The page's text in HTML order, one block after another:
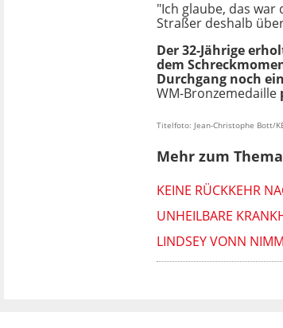
"Ich glaube, das war
Straßer deshalb
Der 32-Jährige
dem
Durchgang noch
WM-Bronzemedaille
Titelfoto: Jean-Christophe Bott/
Mehr zum Thema
KEINE RÜCKKEHR
UNHEILBARE
LINDSEY VONN